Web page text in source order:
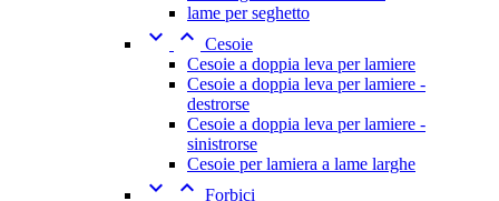
lame per seghetto
  Cesoie
Cesoie a doppia leva per lamiere
Cesoie a doppia leva per lamiere -
destrorse
Cesoie a doppia leva per lamiere -
sinistrorse
Cesoie per lamiera a lame larghe
  Forbici